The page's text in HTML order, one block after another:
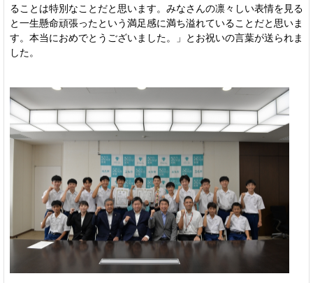
ることは特別なことだと思います。みなさんの凛々しい表情を見る
と一生懸命頑張ったという満足感に満ち溢れていることだと思いま
す。本当におめでとうございました。」とお祝いの言葉が送られま
した。